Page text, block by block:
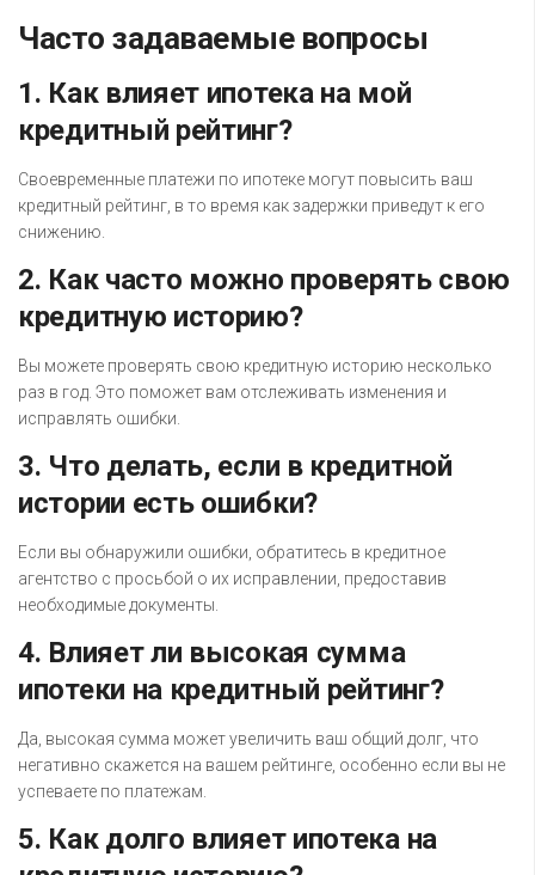
Часто задаваемые вопросы
1. Как влияет ипотека на мой
кредитный рейтинг?
Своевременные платежи по ипотеке могут повысить ваш
кредитный рейтинг, в то время как задержки приведут к его
снижению.
2. Как часто можно проверять свою
кредитную историю?
Вы можете проверять свою кредитную историю несколько
раз в год. Это поможет вам отслеживать изменения и
исправлять ошибки.
3. Что делать, если в кредитной
истории есть ошибки?
Если вы обнаружили ошибки, обратитесь в кредитное
агентство с просьбой о их исправлении, предоставив
необходимые документы.
4. Влияет ли высокая сумма
ипотеки на кредитный рейтинг?
Да, высокая сумма может увеличить ваш общий долг, что
негативно скажется на вашем рейтинге, особенно если вы не
успеваете по платежам.
5. Как долго влияет ипотека на